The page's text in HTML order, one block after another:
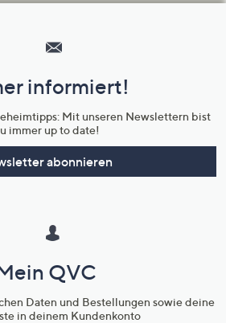
informiert!
Mit unseren Newslettern bist
immer up to date!
abonnieren
QVC
Daten und Bestellungen sowie deine
in deinem Kundenkonto